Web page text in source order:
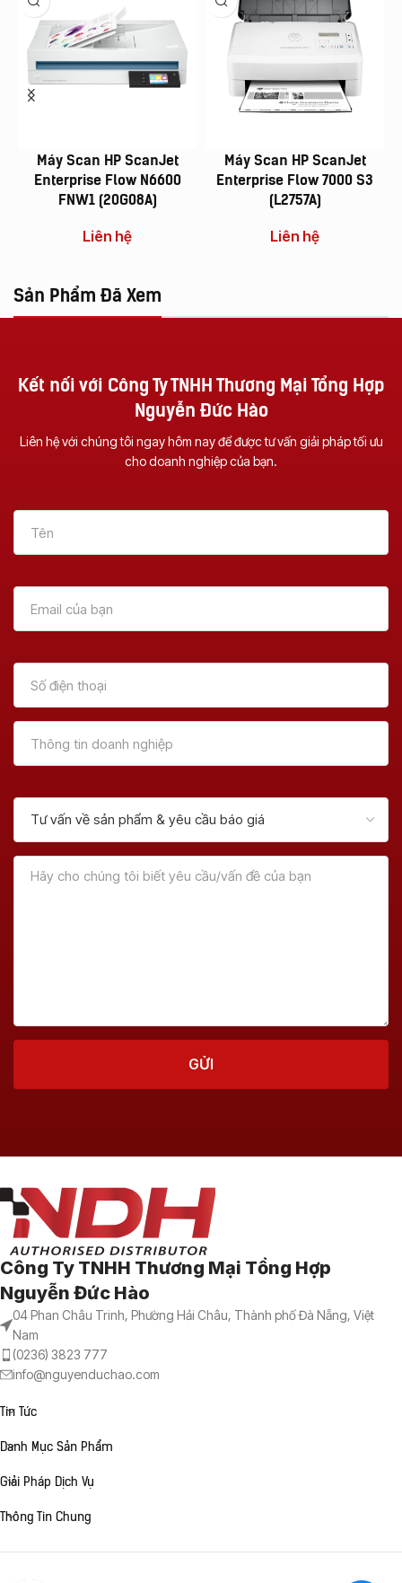
Máy Scan HP ScanJet
Enterprise Flow N6600
FNW1 (20G08A)
Liên hệ
Máy Scan HP ScanJet
Enterprise Flow 7000 S3
(L2757A)
Liên hệ
Sản Phẩm Đã Xem
Kết nối với Công Ty TNHH Thương Mại Tổng Hợp
Nguyễn Đức Hào
Liên hệ với chúng tôi ngay hôm nay để được tư vấn giải pháp tối ưu
cho doanh nghiệp của bạn.
Công Ty TNHH Thương Mại Tổng Hợp
Nguyễn Đức Hào
04 Phan Châu Trinh, Phường Hải Châu, Thành phố Đà Nẵng, Việt
Nam
(0236) 3823 777
info@nguyenduchao.com
Tin Tức
Danh Mục Sản Phẩm
Giải Pháp Dịch Vụ
Thông Tin Chung